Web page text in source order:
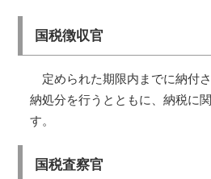
国税徴収官
定められた期限内までに納付
納処分を行うとともに、納税に
す。
国税査察官